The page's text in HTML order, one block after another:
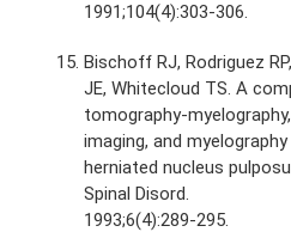
1991;104(4):303-306.
Bischoff RJ, Rodriguez
JE, Whitecloud TS. A
tomography-
imaging, and
herniated nucleus
Spinal Disord.
1993;6(4):289-295.